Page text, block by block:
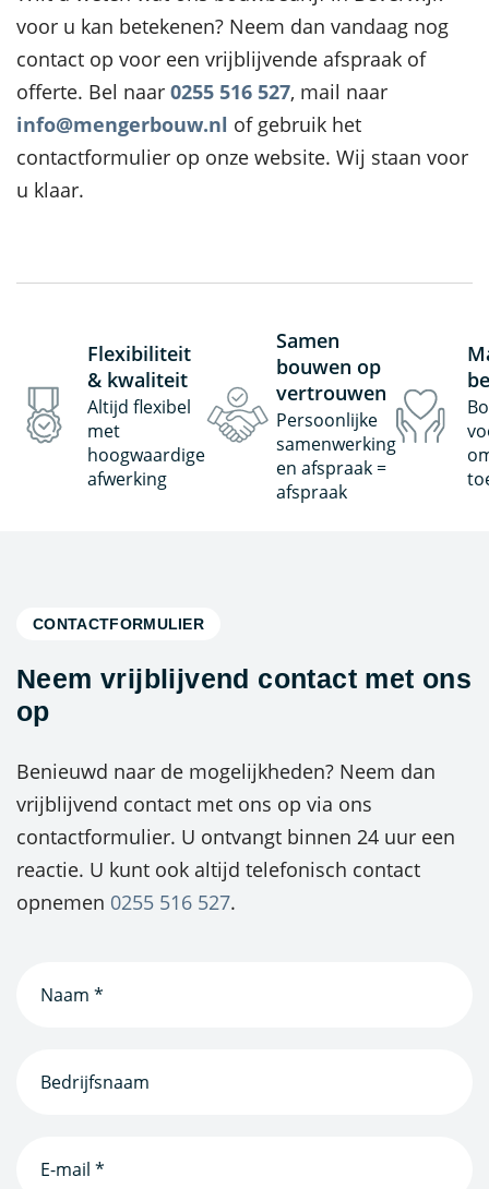
voor u kan betekenen? Neem dan vandaag nog
contact op voor een vrijblijvende afspraak of
offerte. Bel naar 0255 516 527, mail naar
info@mengerbouw.nl of gebruik het
contactformulier op onze website. Wij staan voor
u klaar.
Flexibiliteit
& kwaliteit
Altijd flexibel
met
hoogwaardige
afwerking
Samen
bouwen op
vertrouwen
Persoonlijke
samenwerking
en afspraak =
afspraak
CONTACTFORMULIER
Neem vrijblijvend contact met ons
op
Benieuwd naar de mogelijkheden? Neem dan
vrijblijvend contact met ons op via ons
contactformulier. U ontvangt binnen 24 uur een
reactie. U kunt ook altijd telefonisch contact
opnemen 0255 516 527.
(Vereist)
(Vereist)
mailadres